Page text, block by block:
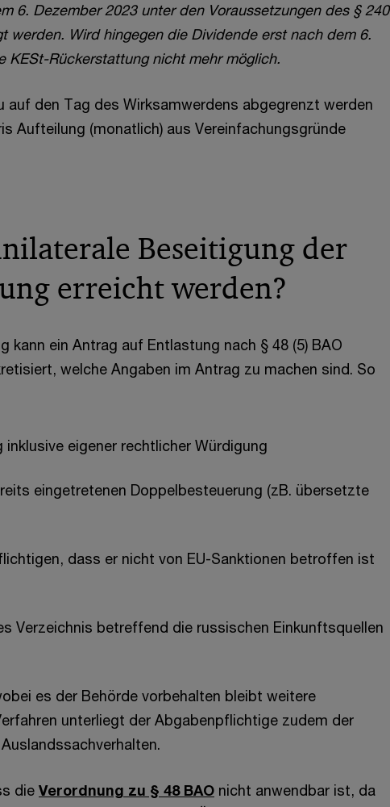
6. Dezember 2023 unter den Voraussetzungen des § 240
werden. Wird hingegen die Dividende erst nach dem 6.
KESt-Rückerstattung nicht mehr möglich.
auf den Tag des Wirksamwerdens abgegrenzt werden
Aufteilung (monatlich) aus Vereinfachungsgründe
Beseitigung der
erreicht werden?
kann ein Antrag auf Entlastung nach § 48 (5) BAO
welche Angaben im Antrag zu machen sind. So
eigener rechtlicher Würdigung
eingetretenen Doppelbesteuerung (zB. übersetzte
dass er nicht von EU-Sanktionen betroffen ist
Verzeichnis betreffend die russischen Einkunftsquellen
es der Behörde vorbehalten bleibt weitere
unterliegt der Abgabenpflichtige zudem der
die Verordnung zu § 48 BAO nicht anwendbar ist, da